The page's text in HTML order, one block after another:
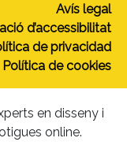
Avís legal
d’accessibilitat
de privacidad
Política de cookies
en disseny i
online.